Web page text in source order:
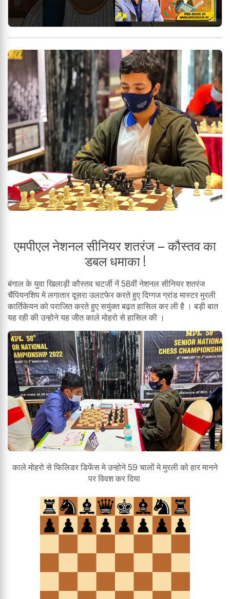
एमपीएल नेशनल सीनियर शतरंज – कौस्तव का
डबल धमाका !
बंगाल के युवा खिलाड़ी कौस्तव चटर्जी नें 58वीं नेशनल सीनियर शतरंज
चैंपियनशिप मे लगातार दूसरा उलटफेर करते हुए दिग्गज ग्रांड मास्टर मुरली
कार्तिकेयन को पराजित करते हुए सयुंक्त बढ़त हासिल कर ली है । बड़ी बात
यह रही की उन्होने यह जीत काले मोहरो से हासिल की ।
काले मोहरो से फिलिडर डिफेंस मे उन्होने 59 चालों मे मुरली को हार मानने
पर विवश कर दिया